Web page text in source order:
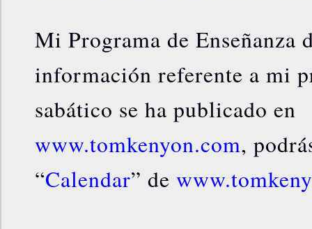
Mi Programa de Enseñanza
información referente a mi
sabático se ha publicado en
www.tomkenyon.com,
“Calendar” de